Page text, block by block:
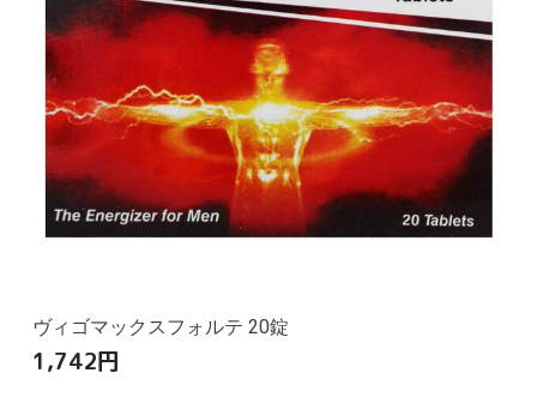
ヴィゴマックスフォルテ 20錠
1,742円